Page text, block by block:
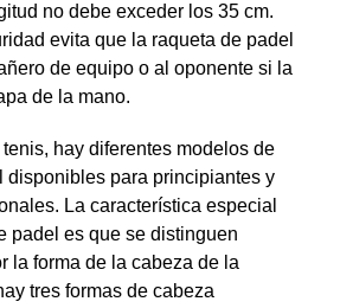
no debe exceder los 35 cm.
evita que la raqueta de padel
de equipo o al oponente si la
de la mano.
hay diferentes modelos de
disponibles para principiantes y
La característica especial
padel es que se distinguen
la forma de la cabeza de la
tres formas de cabeza